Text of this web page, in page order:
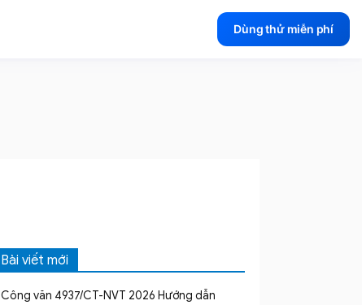
Dùng thử miễn phí
Bài viết mới
Công văn 4937/CT-NVT 2026 Hướng dẫn